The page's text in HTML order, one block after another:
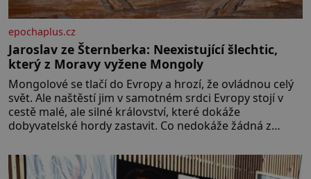
epochaplus.cz
Jaroslav ze Šternberka: Neexistující šlechtic,
který z Moravy vyžene Mongoly
Mongolové se tlačí do Evropy a hrozí, že ovládnou celý
svět. Ale naštěstí jim v samotném srdci Evropy stojí v
cestě malé, ale silné království, které dokáže
dobyvatelské hordy zastavit. Co nedokáže žádná z
král. Nebo že by ne? Mongolové od roku 1223 postupují
podél Kaspického a Azovského moře,